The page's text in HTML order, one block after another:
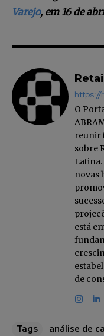
Varejo, em 16 de
https://
O
reunir
sobre
novas
está
de
Tags análise de